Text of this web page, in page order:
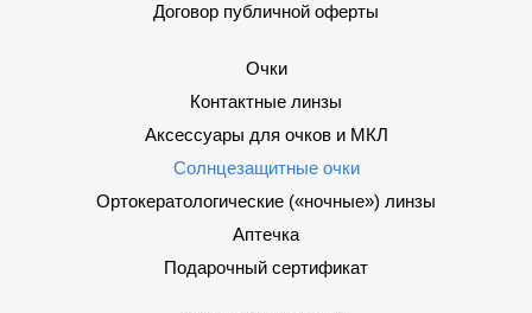
Договор публичной оферты
Очки
Контактные линзы
Аксессуары для очков и МКЛ
Солнцезащитные очки
Ортокератологические («ночные») линзы
Аптечка
Подарочный сертификат